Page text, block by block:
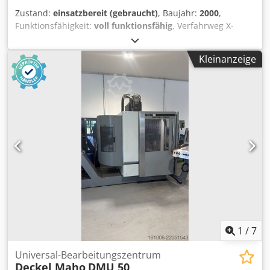
Motorspindel mit erhöhtem Drehmoment Direktes
Wegmesssystem in der Y- und Z-Achse Vorbereitung für
Messtaster 30-fach-Werkzeugwechsler Rotoclear
Produktionspaket 2 Innere Kühlmittelzufuhr durch die
Spindel Kühlmittelanlage mit Papierbandfilter Blasluft
durch die Spindelmitte, über M-Funktion anwählbar
Späneförderer Dksdozqcucspfx Ak Uer Bettspülung
Linearantrieb in der X-Achse Betriebsart 4 zur
Programmprüfung mit erweitertem manuellem Eingriff
Maschinendokumentation
Zustand: einsatzbereit (gebraucht), Baujahr: 2000,
Funktionsfähigkeit: voll funktionsfähig, Verfahrweg X-
, Verfahrweg Y-Achse:
Z-Achse:600 mm, Steuerungsmodell:Heidenhain Mill
Plus, Spindeldrehzahl (max.): 18.000 U/min, Vertikales
Bearbeitungszentrum mit neuwertiger Spindel (1.023
Betriebsstunden)! TECHNISCHE DETAILS Verfahrweg X-
Achse: 800 mm Verfahrweg Y-Achse: 700 mm Verfahrweg
Z-Achse: 600 mm Spindel Spindeldrehzahl: 18.000 U/min
Betriebsstunden der neuen Spindel: 1.023 h
Dksdpfxezqfvio Ak Uor Werkzeugaufnahme: HSK 63
MASCHINEN-DETAILS Innere Kühlschmierstoffzufuhr: 40
bar Steuerung Steuerungshersteller: Heidenhain
Steuerungsmodell: Mill Plus AUSSTATTUNG NC-Rundtisch
mit C-Achse NC-Schwenkkopf FD-Funktion
Palettenwechsler Infrarot-Messtaster zur
Kleinanzeige
1 /7
Universal-Bearbeitungszentrum